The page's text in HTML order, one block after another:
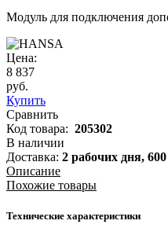
Модуль для подключения
Цена:
8 837
руб.
Купить
Сравнить
Код товара: 205302
В наличии
Доставка: 2 рабочих дня, 600
Описание
Похожие товары
Технические характеристики